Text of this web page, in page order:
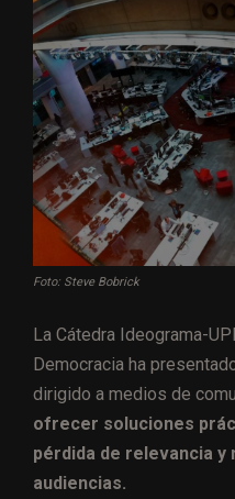
Foto: Steve Bobrick
La Cátedra Ideograma-
Democracia ha
dirigido a medios de
ofrecer soluciones
pérdida de relevancia
audiencias.